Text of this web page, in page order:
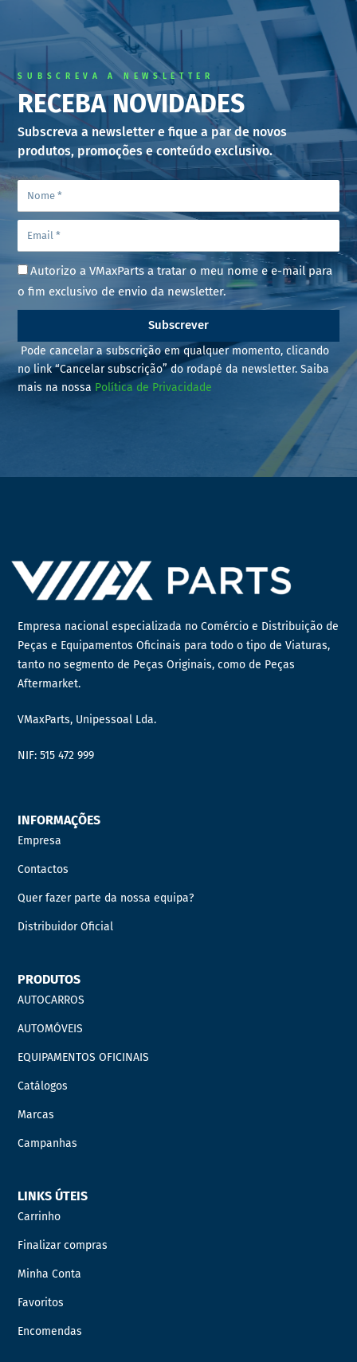
SUBSCREVA A NEWSLETTER
RECEBA NOVIDADES
Subscreva a newsletter e fique a par de novos
produtos, promoções e conteúdo exclusivo.
Autorizo a VMaxParts a tratar o meu nome e e-mail para
o fim exclusivo de envio da newsletter.
Subscrever
Pode cancelar a subscrição em qualquer momento, clicando
no link “Cancelar subscrição” do rodapé da newsletter. Saiba
mais na nossa Política de Privacidade
Empresa nacional especializada no Comércio e Distribuição de
Peças e Equipamentos Oficinais para todo o tipo de Viaturas,
tanto no segmento de Peças Originais, como de Peças
Aftermarket.
VMaxParts, Unipessoal Lda.
NIF: 515 472 999
INFORMAÇÕES
Empresa
Contactos
Quer fazer parte da nossa equipa?
Distribuidor Oficial
PRODUTOS
AUTOCARROS
AUTOMÓVEIS
EQUIPAMENTOS OFICINAIS
Catálogos
Marcas
Campanhas
LINKS ÚTEIS
Carrinho
Finalizar compras
Minha Conta
Favoritos
Encomendas